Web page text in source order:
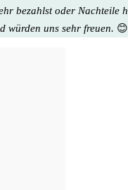
bezahlst oder Nachteile
würden uns sehr freuen. 😊